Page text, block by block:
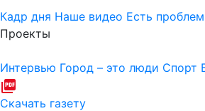
Кадр дня Наше видео Есть
Проекты
Интервью Город – это люди Спорт
Скачать газету